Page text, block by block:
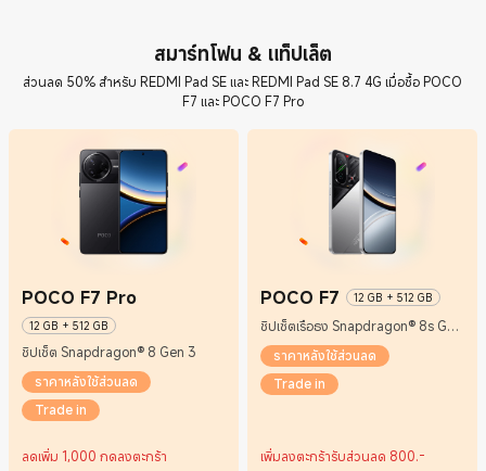
สมาร์ทโฟน & แท็ปเล็ต
ส่วนลด 50% สำหรับ REDMI Pad SE และ REDMI Pad SE 8.7 4G เมื่อซื้อ POCO
F7 และ POCO F7 Pro
POCO F7 Pro
12 GB + 512 GB
ชิปเซ็ต Snapdragon® 8 Gen 3
ราคาหลังใช้ส่วนลด
Trade in
ลดเพิ่ม 1,000 กดลงตะกร้า
POCO F7 12 GB + 512 GB
ชิปเซ็ตเรือธง Snapdragon® 8s Gen
4
ราคาหลังใช้ส่วนลด
Trade in
เพิ่มลงตะกร้ารับส่วนลด 800.-